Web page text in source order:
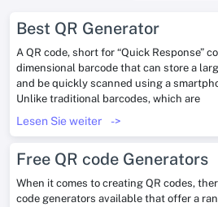
Best QR Generator
A QR code, short for “Quick Response”
dimensional barcode that can store a
and be quickly scanned using a
Unlike traditional barcodes, which are
Lesen Sie weiter ->
Free QR code Generators
When it comes to creating QR codes,
code generators available that offer a